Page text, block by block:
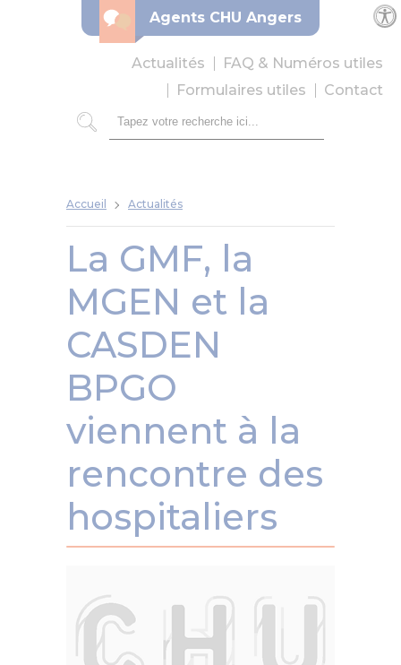
Agents CHU Angers
Rechercher
Actualités
FAQ & Numéros utiles
Formulaires utiles
Contact
Accueil Actualités
La GMF, la
MGEN et la
CASDEN
BPGO
viennent à la
rencontre des
hospitaliers
Panneau de gestion des cookies